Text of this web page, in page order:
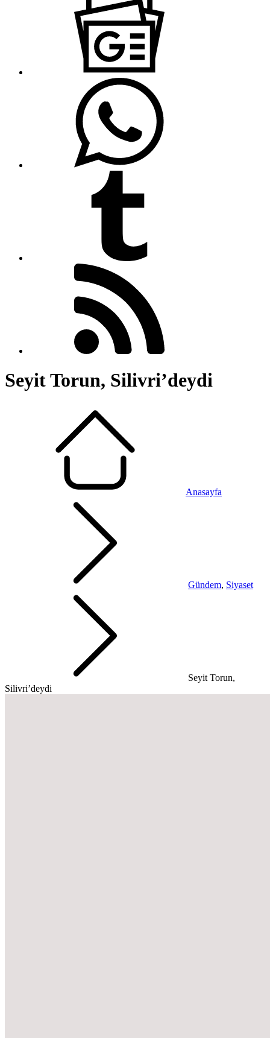
Seyit Torun, Silivri’deydi
Anasayfa
Gündem, Siyaset
Seyit Torun,
Silivri’deydi